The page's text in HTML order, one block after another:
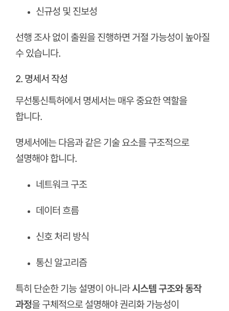
신규성 및 진보성
선행 조사 없이 출원을 진행하면 거절 가능성이 높아질
수 있습니다.
2. 명세서 작성
무선통신특허에서 명세서는 매우 중요한 역할을
합니다.
명세서에는 다음과 같은 기술 요소를 구조적으로
설명해야 합니다.
네트워크 구조
데이터 흐름
신호 처리 방식
통신 알고리즘
특히 단순한 기능 설명이 아니라시스템 구조와 동작
과정을 구체적으로 설명해야 권리화 가능성이